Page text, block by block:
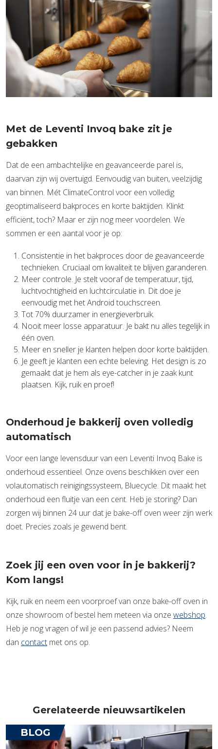
Met de Leventi Invoq bake zit je
gebakken
Dat de een ambachtelijke en geavanceerde parel is,
daarvan zijn wij overtuigd. Eenvoudig van buiten, veelzijdig
van binnen. Mét ClimateControl voor een volledig
geoptimaliseerd bakproces en korte baktijden. Klinkt
efficiënt, toch? Maar er zijn nog meer voordelen. We
sommen er een aantal voor je op:
Consistentie in het bakproces door de geavanceerde
technieken. Cruciaal om kwaliteit te blijven garanderen.
Meer controle. Je stelt vooraf de temperatuur, tijd,
luchtvochtigheid en luchtcirculatie in. Dit doe je
eenvoudig met het Android touchscreen.
Tot 70% duurzamer in energieverbruik.
Nooit meer losse apparatuur. Je bakt nu alles tegelijk in
één oven.
Meer en sneller je klanten helpen door korte baktijden.
Je geeft je klanten een echte beleving. Het design is zo
gemaakt dat je hem als eye-catcher in je zaak kunt
plaatsen. Kijk, ruik en proef!
Onderhoud je bakkerij oven volledig
automatisch
Voor een lange levensduur van een Leventi Invoq Bake is
onderhoud essentieel. Onze ovens beschikken over een
volautomatisch reinigingssysteem, Bluecycle. Dit maakt het
onderhoud een fluitje van een cent. Heb je storing? Dan
zorgen wij binnen 24 uur dat je bake-off oven weer zijn werk
doet. Precies zoals je gewend bent.
Zoek jij een oven voor in je bakkerij?
Kom langs!
Kijk, ruik en neem een voorproef van onze bake-off oven in
onze showroom of bestel hem meteen via onze webshop.
Heb je nog vragen of wil je een passend advies? Neem
dan contact met ons op.
Gerelateerde nieuwsartikelen
BLOG